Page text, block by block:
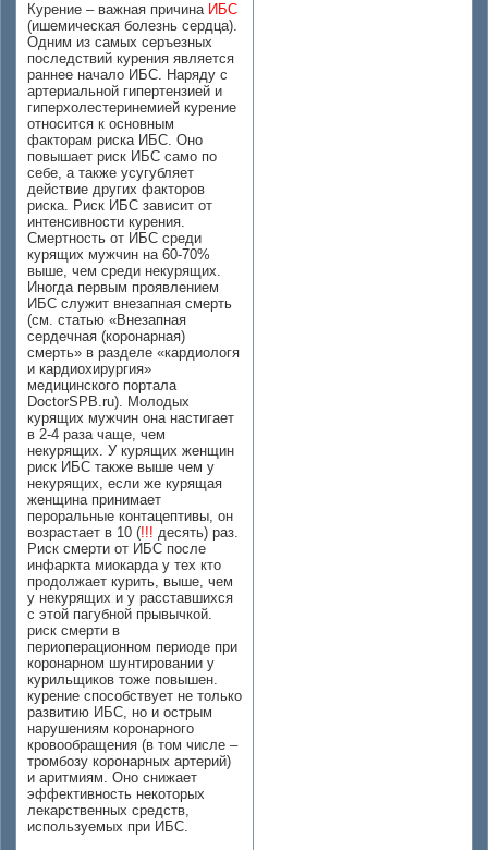
Курение – важная причина ИБС
(ишемическая болезнь сердца).
Одним из самых серъезных
последствий курения является
раннее начало ИБС. Наряду с
артериальной гипертензией и
гиперхолестеринемией курение
относится к основным
факторам риска ИБС. Оно
повышает риск ИБС само по
себе, а также усугубляет
действие других факторов
риска. Риск ИБС зависит от
интенсивности курения.
Смертность от ИБС среди
курящих мужчин на 60-70%
выше, чем среди некурящих.
Иногда первым проявлением
ИБС служит внезапная смерть
(см. статью «Внезапная
сердечная (коронарная)
смерть» в разделе «кардиологя
и кардиохирургия»
медицинского портала
DoctorSPB.ru). Молодых
курящих мужчин она настигает
в 2-4 раза чаще, чем
некурящих. У курящих женщин
риск ИБС также выше чем у
некурящих, если же курящая
женщина принимает
пероральные контацептивы, он
возрастает в 10 (!!! десять) раз.
Риск смерти от ИБС после
инфаркта миокарда у тех кто
продолжает курить, выше, чем
у некурящих и у расставшихся
с этой пагубной прывычкой.
риск смерти в
периоперационном периоде при
коронарном шунтировании у
курильщиков тоже повышен.
курение способствует не только
развитию ИБС, но и острым
нарушениям коронарного
кровообращения (в том числе –
тромбозу коронарных артерий)
и аритмиям. Оно снижает
эффективность некоторых
лекарственных средств,
используемых при ИБС.